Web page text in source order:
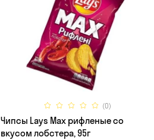
(0)
Чипсы Lays Max рифленые со
вкусом лобстера, 95г